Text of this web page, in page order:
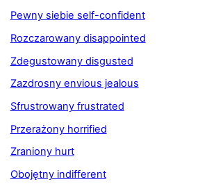
Pewny siebie self-confident
Rozczarowany disappointed
Zdegustowany disgusted
Zazdrosny envious jealous
Sfrustrowany frustrated
Przerażony horrified
Zraniony hurt
Obojętny indifferent